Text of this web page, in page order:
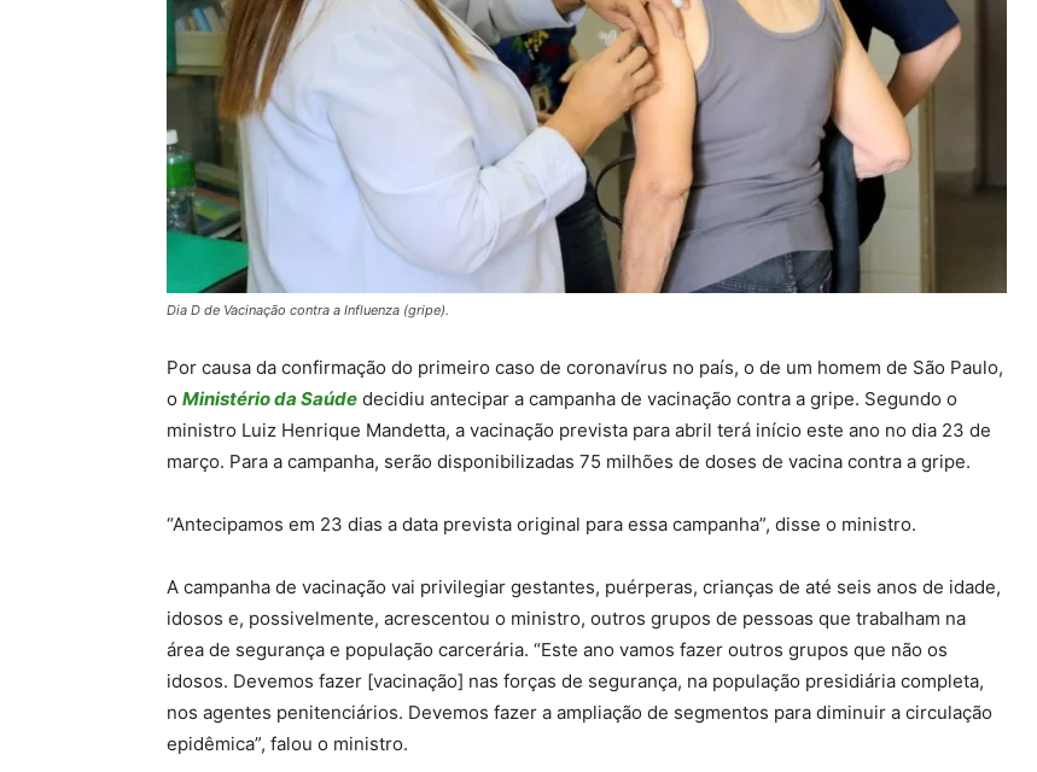
Dia D de Vacinação contra a Influenza (gripe).
Por causa da confirmação do primeiro caso de coronavírus no país, o de um homem de São Paulo,
o Ministério da Saúde decidiu antecipar a campanha de vacinação contra a gripe. Segundo o
ministro Luiz Henrique Mandetta, a vacinação prevista para abril terá início este ano no dia 23 de
março. Para a campanha, serão disponibilizadas 75 milhões de doses de vacina contra a gripe.
“Antecipamos em 23 dias a data prevista original para essa campanha”, disse o ministro.
A campanha de vacinação vai privilegiar gestantes, puérperas, crianças de até seis anos de idade,
idosos e, possivelmente, acrescentou o ministro, outros grupos de pessoas que trabalham na
área de segurança e população carcerária. “Este ano vamos fazer outros grupos que não os
idosos. Devemos fazer [vacinação] nas forças de segurança, na população presidiária completa,
nos agentes penitenciários. Devemos fazer a ampliação de segmentos para diminuir a circulação
epidêmica”, falou o ministro.